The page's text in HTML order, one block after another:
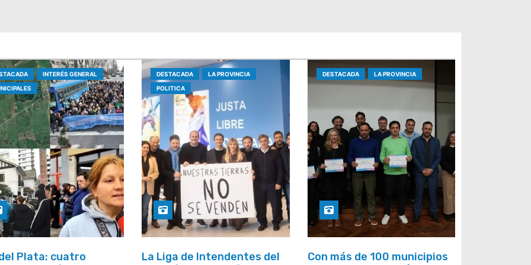
INTERÉS GENERAL
Plata: cuatro
DESTACADA
LA PROVINCIA
POLITICA
La Liga de Intendentes del
DESTACADA LA PROVINCIA
Con más de 100 municipios